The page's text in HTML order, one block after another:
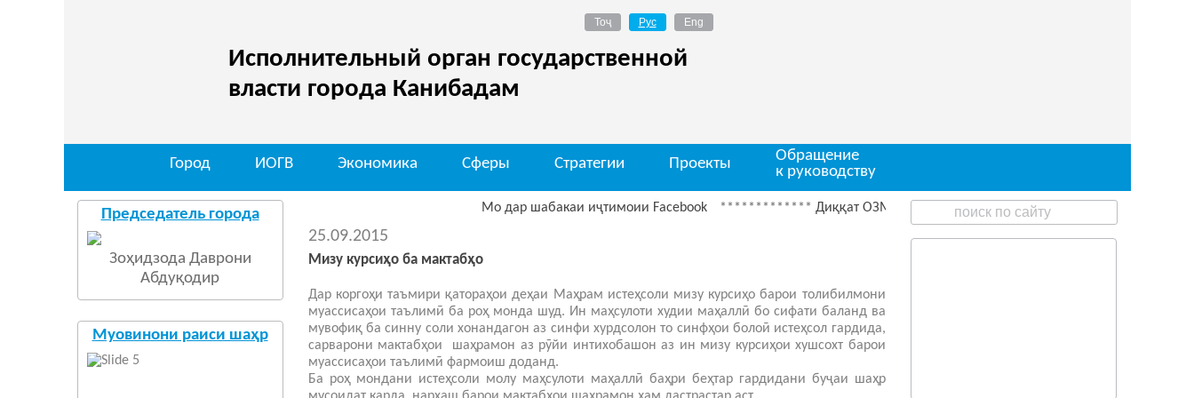
Исполнительный орган государственной
власти города Канибадам
Город ИОГВ Экономика Сферы Стратегии Проекты
Обращение
к руководству
Председатель города
Зоҳидзода Даврони
Абдуқодир
Муовинони раиси шаҳр
Мо дар шабакаи иҷтимоии Facebook *************Диққат ОЗМУН барои ишғоли чои корӣ
25.09.2015
Мизу курсиҳо ба мактабҳо
Дар коргоҳи таъмири қатораҳои деҳаи Маҳрам истеҳсоли мизу курсиҳо барои толибилмони
муассисаҳои таълимӣ ба роҳ монда шуд. Ин маҳсулоти худии маҳаллӣ бо сифати баланд ва
мувофиқ ба синну соли хонандагон аз синфи хурдсолон то синфҳои болоӣ истеҳсол гардида,
сарварони мактабҳои шаҳрамон аз рӯйи интихобашон аз ин мизу курсиҳои хушсохт барои
муассисаҳои таълимӣ фармоиш доданд.
Ба роҳ мондани истеҳсоли молу маҳсулоти маҳаллӣ баҳри беҳтар гардидани буҷаи шаҳр